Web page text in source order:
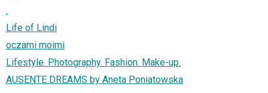
.
Life of Lindi
oczami moimi
Lifestyle. Photography. Fashion. Make-up.
AUSENTE DREAMS by Aneta Poniatowska